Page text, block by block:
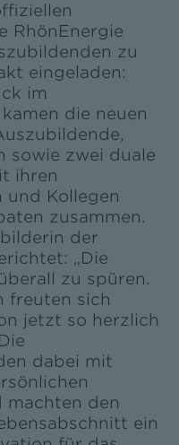
RhönEnergie
zu
eingeladen:
im
die neuen
sowie zwei duale
ihren
und Kollegen
zusammen.
der
„Die
zu spüren.
freuten sich
jetzt so herzlich
dabei mit
machten den
ein